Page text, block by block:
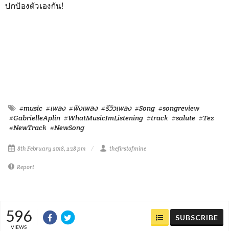
ปกป้องตัวเองกัน!
#music #เพลง #ฟังเพลง #รีวิวเพลง #Song #songreview
#GabrielleAplin #WhatMusicImListening #track #salute #Tez
#NewTrack #NewSong
8th February 2018, 2:18 pm thefirstofmine
Report
596
VIEWS
SUBSCRIBE